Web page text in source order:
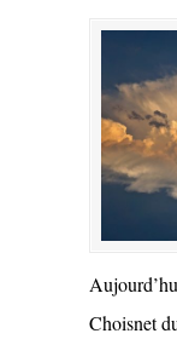
Choisnet